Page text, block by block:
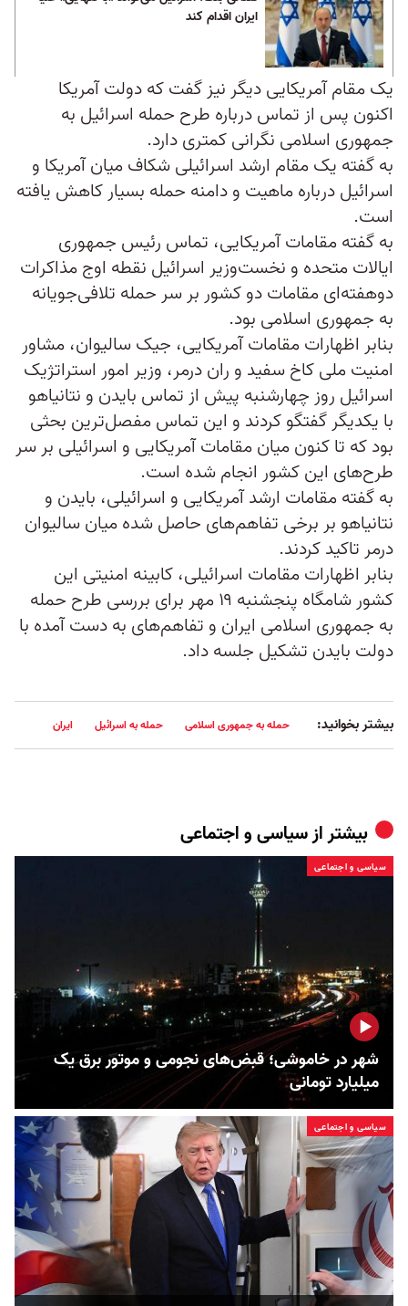
ایران اقدام کند
یک مقام آمریکایی دیگر نیز گفت که دولت آمریکا
اکنون پس از تماس درباره طرح حمله اسرائيل به
جمهوری اسلامی نگرانی کمتری دارد.
به گفته یک مقام ارشد اسرائيلی شکاف میان آمریکا و
اسرائيل درباره ماهیت و دامنه حمله بسیار کاهش یافته
است.
به گفته مقامات آمریکایی، تماس رئیس جمهوری
ایالات متحده و نخست‌وزیر اسرائيل نقطه اوج مذاکرات
دوهفته‌ای مقامات دو کشور بر سر حمله تلافی‌جویانه
به جمهوری اسلامی بود.
بنابر اظهارات مقامات آمریکایی، جیک سالیوان، مشاور
امنیت ملی کاخ سفید و ران درمر، وزیر امور استراتژیک
اسرائيل روز چهارشنبه پیش از تماس بایدن و نتانیاهو
با یکدیگر گفتگو کردند و این تماس مفصل‌ترین بحثی
بود که تا کنون میان مقامات آمریکایی و اسرائيلی بر سر
طرح‌های این کشور انجام شده است.
به گفته مقامات ارشد آمریکایی و اسرائیلی، بایدن و
نتانیاهو بر برخی تفاهم‌های حاصل شده میان سالیوان
درمر تاکید کردند.
بنابر اظهارات مقامات اسرائيلی، کابینه امنیتی این
کشور شامگاه پنجشنبه ۱۹ مهر برای بررسی طرح حمله
به جمهوری اسلامی ایران و تفاهم‌های به دست‌ آمده با
دولت بایدن تشکیل جلسه داد.
بیشتر بخوانید: حمله به جمهوری اسلامی حمله به اسرائیل ایران
بیشتر ازسیاسی و اجتماعی
سیاسی و اجتماعی
شهر در خاموشی؛ قبض‌های نجومی و موتور برق یک
میلیارد تومانی
سیاسی و اجتماعی